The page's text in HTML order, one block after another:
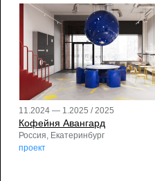
11.2024 — 1.2025 / 2025
Кофейня Авангард
Россия, Екатеринбург
проект